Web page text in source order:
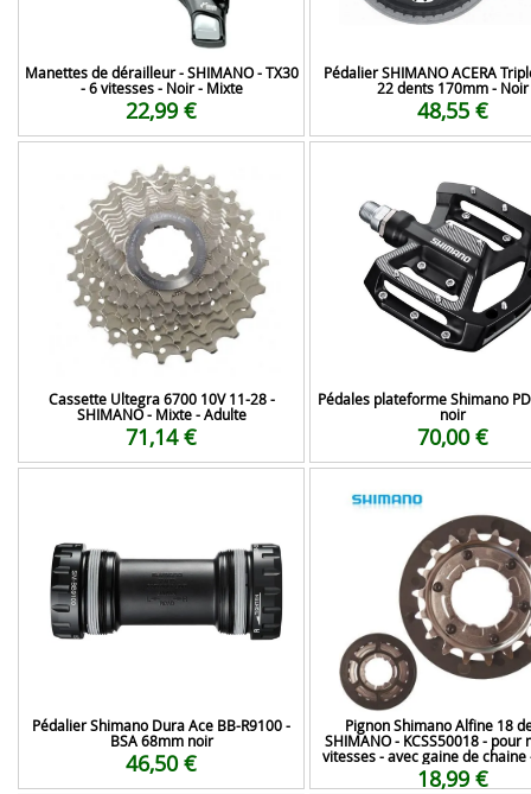
Manettes de dérailleur - SHIMANO - TX30
- 6 vitesses - Noir - Mixte
22,99 €
Pédalier SHIMANO ACERA
22 dents 170mm - Noir
48,55 €
Cassette Ultegra 6700 10V 11-28 -
SHIMANO - Mixte - Adulte
71,14 €
Pédales plateforme Shimano
noir
70,00 €
Pédalier Shimano Dura Ace BB-R9100 -
BSA 68mm noir
46,50 €
Pignon Shimano Alfine 18
SHIMANO - KCSS50018 - pour
vitesses - avec gaine de chaine
18,99 €